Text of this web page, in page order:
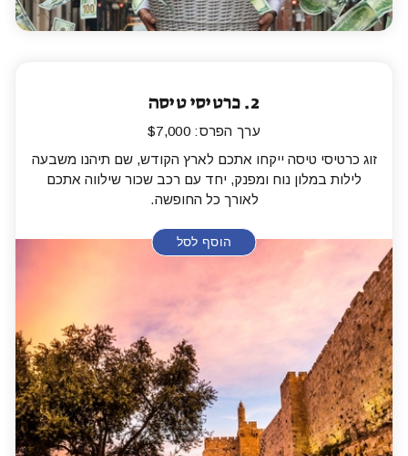
2. כרטיסי טיסה
ערך הפרס: $7,000
זוג כרטיסי טיסה ייקחו אתכם לארץ הקודש, שם תיהנו משבעה
לילות במלון נוח ומפנק, יחד עם רכב שכור שילווה אתכם
לאורך כל החופשה.
הוסף לסל